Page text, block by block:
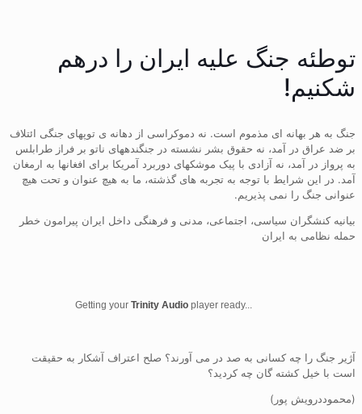
توطئه جنگ علیه ایران را درهم
شکنیم!
جنگ به هر بهانه ای مذموم است. نه دموکراسی از دهانه ی توپهای جنگی ائتلاف
بر ضد عراق در آمد، نه حقوق بشر نشسته در جنگندههای ناتو بر فراز طرابلس
به پرواز در آمد، نه آزادی با پیک موشکهای دوربرد آمریکا برای افغانها به ارمغان
آمد. در این شرایط با توجه به تجربه های گذشته، ما به هیچ عنوان و تحت هیچ
عنوانی جنگ را نمی پذیریم.
بیانیه کنشگران سیاسی، اجتماعی، مدنی و فرهنگی داخل ایران پیرامون خطر
حمله نظامی به ایران
Getting your Trinity Audio player ready...
آژیر جنگ را چه کسانی به صد در می آورند؟ صلح اعتراف آشکار به حقیقت
است با خیل کشته گان چه کردید؟
(محموددرویش پور)